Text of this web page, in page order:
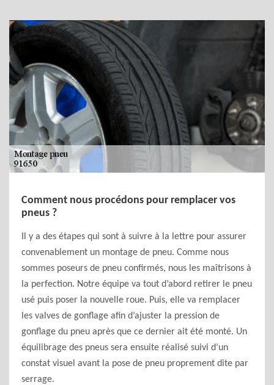
Comment nous procédons pour remplacer vos
pneus ?
Il y a des étapes qui sont à suivre à la lettre pour assurer
convenablement un montage de pneu. Comme nous
sommes poseurs de pneu confirmés, nous les maîtrisons à
la perfection. Notre équipe va tout d’abord retirer le pneu
usé puis poser la nouvelle roue. Puis, elle va remplacer
les valves de gonflage afin d’ajuster la pression de
gonflage du pneu après que ce dernier ait été monté. Un
équilibrage des pneus sera ensuite réalisé suivi d’un
constat visuel avant la pose de pneu proprement dite par
serrage.